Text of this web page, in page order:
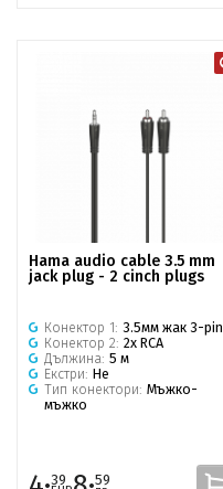
Hama audio cable 3.5 mm
jack plug - 2 cinch plugs
Конектор 1: 3.5мм жак 3-pin
Конектор 2: 2x RCA
Дължина: 5 м
Екстри: Не
Тип конектори: Мъжко-
мъжко
39 59